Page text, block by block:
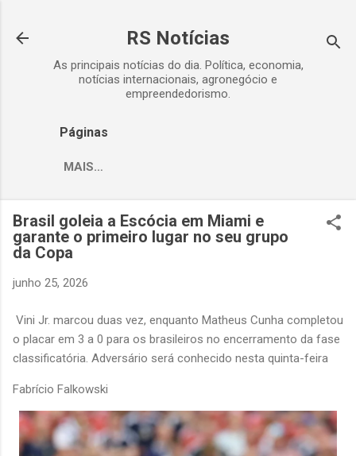
RS Notícias
As principais notícias do dia. Política, economia,
notícias internacionais, agronegócio e
empreendedorismo.
Páginas
MAIS…
Brasil goleia a Escócia em Miami e
garante o primeiro lugar no seu grupo
da Copa
junho 25, 2026
Vini Jr. marcou duas vez, enquanto Matheus Cunha completou
o placar em 3 a 0 para os brasileiros no encerramento da fase
classificatória. Adversário será conhecido nesta quinta-feira
Fabrício Falkowski